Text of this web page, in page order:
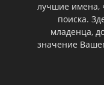
лучшие имена,
поиска.
младенца,
значение